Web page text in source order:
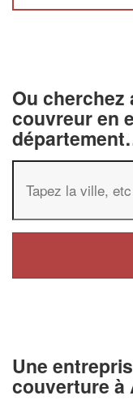
Ou
couvreur en
Une
couverture à
vos